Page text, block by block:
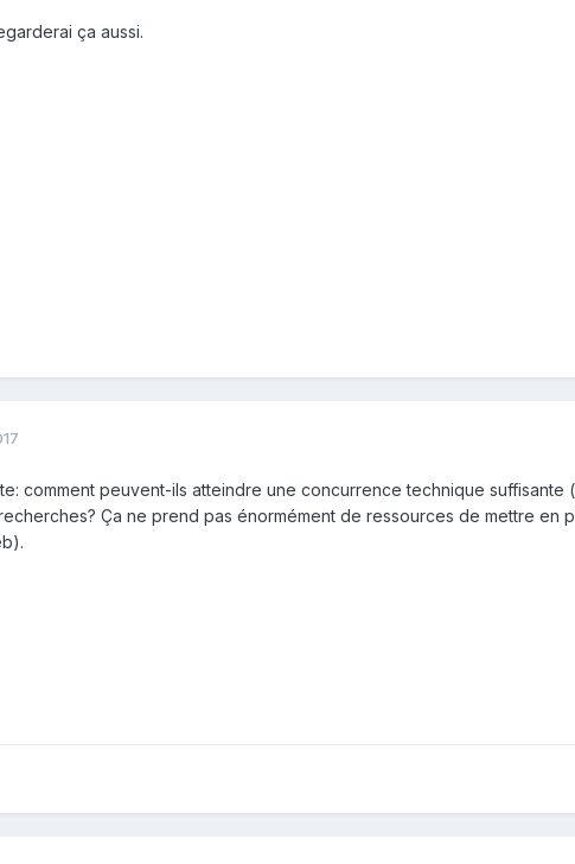
ça aussi.
comment peuvent-ils atteindre une concurrence technique
Ça ne prend pas énormément de ressources de mettre